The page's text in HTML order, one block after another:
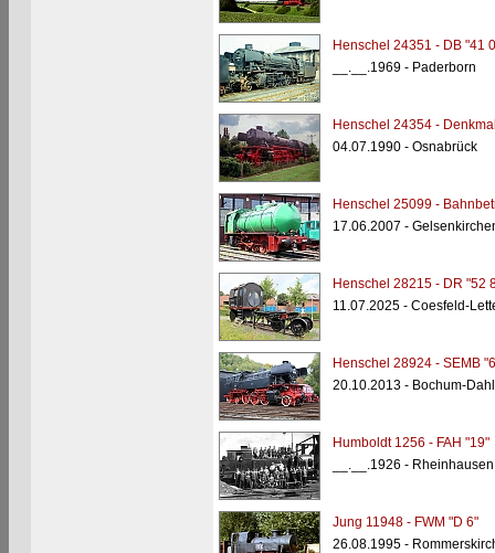
Henschel 24351 - DB "41
__.__.1969 - Paderborn
Henschel 24354 -
04.07.1990 - Osnabrück
Henschel 25099 -
17.06.2007 -
Henschel 28215 - DR "52
11.07.2025 - Coesfeld-
Henschel 28924 - SEMB
20.10.2013 - Bochum-
Humboldt 1256 - FAH "19"
__.__.1926 -
Jung 11948 - FWM "D 6"
26.08.1995 -